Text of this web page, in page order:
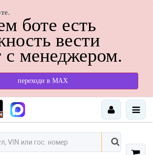
боте есть
вести
с менеджером.
переходи в МАХ